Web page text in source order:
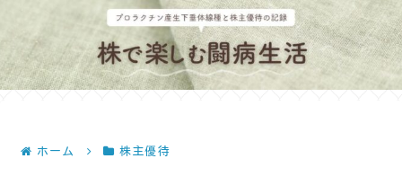
ホーム 株主優待